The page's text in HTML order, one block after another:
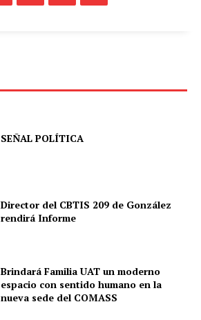
SEÑAL POLÍTICA
Director del CBTIS 209 de González
rendirá Informe
Brindará Familia UAT un moderno
espacio con sentido humano en la
nueva sede del COMASS